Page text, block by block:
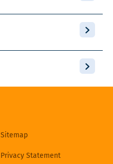
Sitemap
Privacy Statement